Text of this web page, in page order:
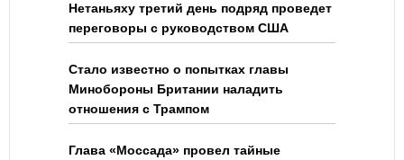
Нетаньяху третий день подряд проведет
переговоры с руководством США
Стало известно о попытках главы
Минобороны Британии наладить
отношения с Трампом
Глава «Моссада» провел тайные